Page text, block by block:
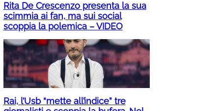
Rita De Crescenzo presenta la sua
scimmia ai fan, ma sui social
scoppia la polemica – VIDEO
Rai, l’Usb “mette all’indice” tre